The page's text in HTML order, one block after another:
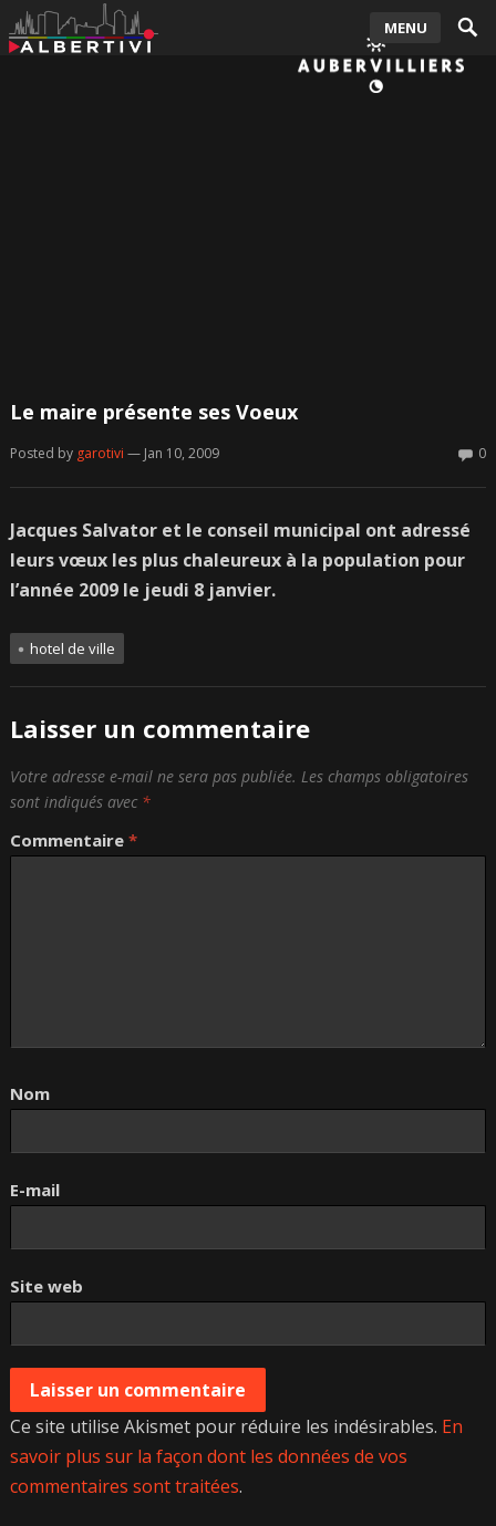
MENU
Le maire présente ses Voeux
Posted by garotivi — Jan 10, 2009 0
Jacques Salvator et le conseil municipal ont adressé
leurs vœux les plus chaleureux à la population pour
l’année 2009 le jeudi 8 janvier.
hotel de ville
Laisser un commentaire
Votre adresse e-mail ne sera pas publiée. Les champs obligatoires
sont indiqués avec *
Commentaire *
Nom
E-mail
Site web
Ce site utilise Akismet pour réduire les indésirables. En
savoir plus sur la façon dont les données de vos
commentaires sont traitées.